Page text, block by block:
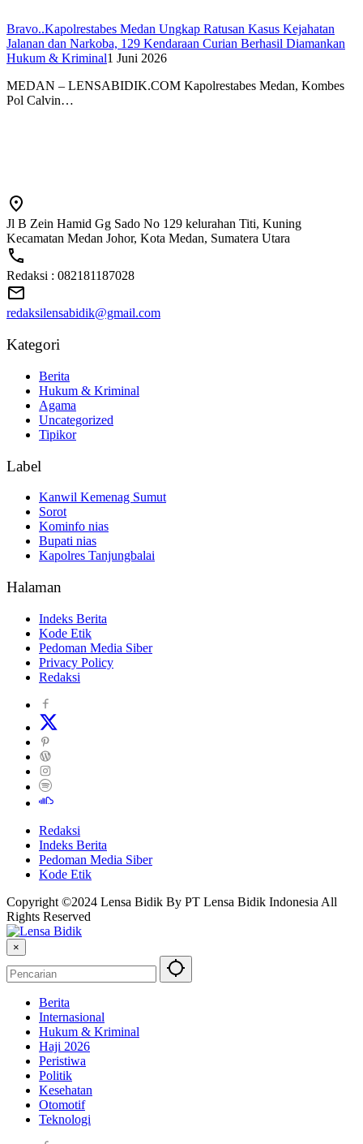
Bravo..Kapolrestabes Medan Ungkap Ratusan Kasus Kejahatan
Jalanan dan Narkoba, 129 Kendaraan Curian Berhasil Diamankan
Hukum & Kriminal1 Juni 2026
MEDAN – LENSABIDIK.COM Kapolrestabes Medan, Kombes
Pol Calvin…
Jl B Zein Hamid Gg Sado No 129 kelurahan Titi, Kuning
Kecamatan Medan Johor, Kota Medan, Sumatera Utara
Redaksi : 082181187028
redaksilensabidik@gmail.com
Kategori
Berita
Hukum & Kriminal
Agama
Uncategorized
Tipikor
Label
Kanwil Kemenag Sumut
Sorot
Kominfo nias
Bupati nias
Kapolres Tanjungbalai
Halaman
Indeks Berita
Kode Etik
Pedoman Media Siber
Privacy Policy
Redaksi
Redaksi
Indeks Berita
Pedoman Media Siber
Kode Etik
Copyright ©2024 Lensa Bidik By PT Lensa Bidik Indonesia All
Rights Reserved
×
Berita
Internasional
Hukum & Kriminal
Haji 2026
Peristiwa
Politik
Kesehatan
Otomotif
Teknologi